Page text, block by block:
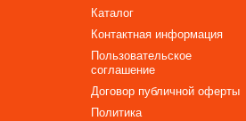
Каталог
Контактная информация
Пользовательское
соглашение
Договор публичной оферты
Политика